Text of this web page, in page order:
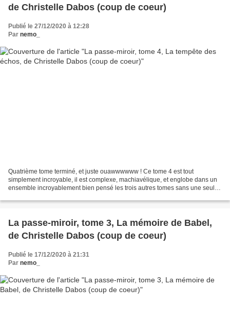
de Christelle Dabos (coup de coeur)
Publié le 27/12/2020 à 12:28
Par nemo_
Quatrième tome terminé, et juste ouawwwwww ! Ce tome 4 est tout
simplement incroyable, il est complexe, machiavélique, et englobe dans un
ensemble incroyablement bien pensé les trois autres tomes sans une seule
La passe-miroir, tome 3, La mémoire de Babel,
de Christelle Dabos (coup de coeur)
Publié le 17/12/2020 à 21:31
Par nemo_